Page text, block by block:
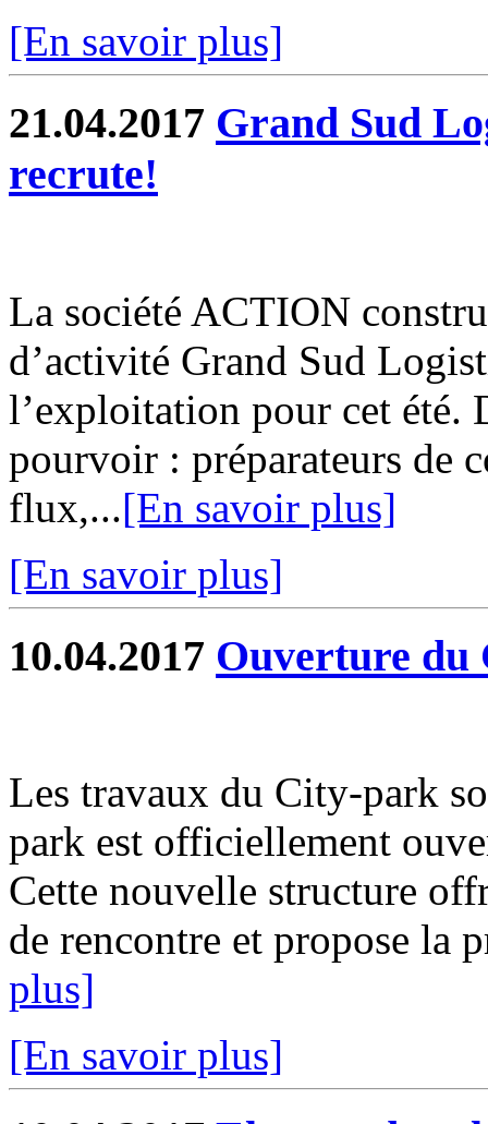
[En savoir plus]
21.04.2017 Grand Sud
recrute!
La société ACTION
d’activité Grand Sud
l’exploitation pour cet été.
pourvoir : préparateurs de
flux,...[En savoir plus]
[En savoir plus]
10.04.2017 Ouverture
Les travaux du City-park
park est officiellement
Cette nouvelle structure
de rencontre et propose la
plus]
[En savoir plus]